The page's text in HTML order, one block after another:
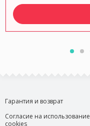
Гарантия и возврат
Согласие на использование
cookies